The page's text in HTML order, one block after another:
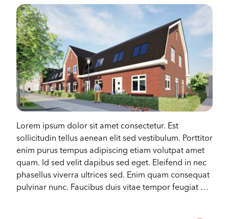
Lorem ipsum dolor sit amet consectetur. Est
sollicitudin tellus aenean elit sed vestibulum. Porttitor
enim purus tempus adipiscing etiam volutpat amet
quam. Id sed velit dapibus sed eget. Eleifend in nec
phasellus viverra ultrices sed. Enim quam consequat
pulvinar nunc. Faucibus duis vitae tempor feugiat at